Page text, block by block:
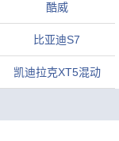
酷威
比亚迪S7
凯迪拉克XT5混动